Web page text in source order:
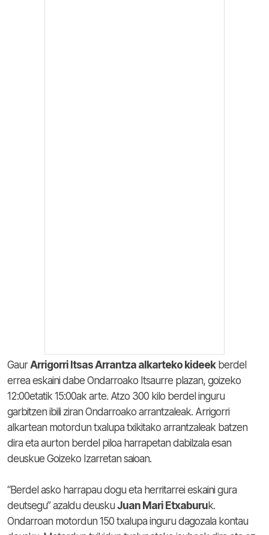
GaurArrigorri Itsas Arrantza alkarteko kideekberdel
errea eskaini dabe Ondarroako Itsaurre plazan, goizeko
12:00etatik 15:00ak arte. Atzo 300 kilo berdel inguru
garbitzen ibili ziran Ondarroako arrantzaleak. Arrigorri
alkartean motordun txalupa txikitako arrantzaleak batzen
dira eta aurton berdel piloa harrapetan dabilzala esan
deuskue Goizeko Izarretan saioan.
“Berdel asko harrapau dogu eta herritarrei eskaini gura
deutsegu” azaldu deusku Juan Mari Etxaburuk.
Ondarroan motordun 150 txalupa inguru dagozala kontau